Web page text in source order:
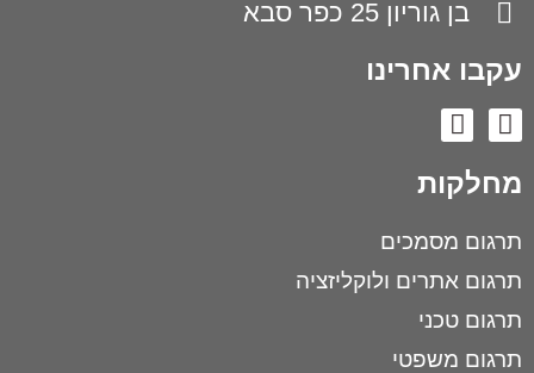
מחלקות
תרגום מסמכים
תרגום אתרים ולוקליזציה
תרגום טכני
תרגום משפטי
עקבו אחרינו
בן גוריון 25 כפר סבא